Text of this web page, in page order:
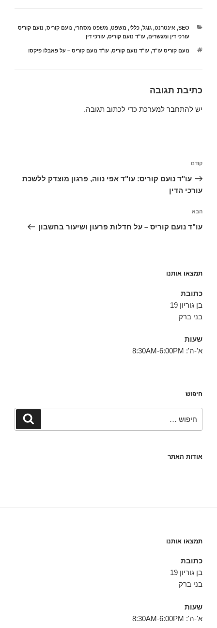
קטגוריות
SEO
, אינטרנט,גוגל,כללי, משפט, משפט מסחרי, נועם קוריס, נועם קוריס
עורכי דין ומגשרים,עו"ד נועם קוריס,עורכי דין
תגיות
נועם קוריס עו"ד,עו"ד נועם קוריס,עו"ד נועם קוריס – על פאבלו פיקסו
כתיבת תגובה
יש להתחבר למערכת כדי לכתוב תגובה.
הפוסט
הקודם
קודם
עו"ד נועם קוריס: עו"ד אפי נווה, פרגון מוצדק ללשכת
עורכי הדין
הפוסט
הבא
הבא
עו"ד נועם קוריס – על חדלות פרעון ושיעור בחשבון
תמצאו אותנו
כתובת
בן גוריון 19
בני ברק
שעות
א'-ה': 8:30AM-6:00PM
חיפוש
חיפוש
אודות האתר
תמצאו אותנו
כתובת
בן גוריון 19
בני ברק
שעות
א'-ה': 8:30AM-6:00PM